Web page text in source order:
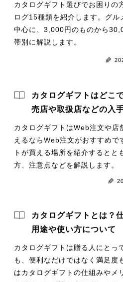
カタログギフト選びでお困りの
ログ15種類を紹介します。グル
中心に、3,000円のものから
帯別に解説します。
カタログギフトはどこ
売店や取扱店などの入
カタログギフトはWeb注文や店
えるならWeb注文がおすすめで
トが買える場所を紹介するとと
方、注意点などを解説します。
カタログギフトとは？
用途や使い方について
カタログギフトは贈る人にとっ
も、便利なだけではなく満足度
はカタログギフトの仕組みやメ